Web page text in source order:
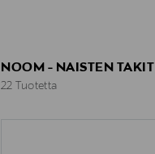
NOOM - NAISTEN TAKIT
22 Tuotetta